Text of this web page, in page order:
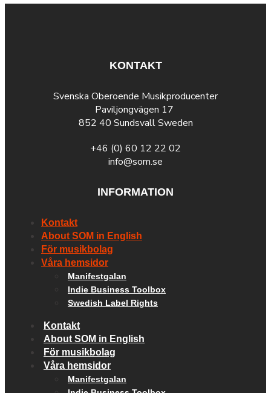
KONTAKT
Svenska Oberoende Musikproducenter
Paviljongvägen 17
852 40 Sundsvall Sweden
+46 (0) 60 12 22 02
info@som.se
INFORMATION
Kontakt
About SOM in English
För musikbolag
Våra hemsidor
Manifestgalan
Indie Business Toolbox
Swedish Label Rights
Kontakt
About SOM in English
För musikbolag
Våra hemsidor
Manifestgalan